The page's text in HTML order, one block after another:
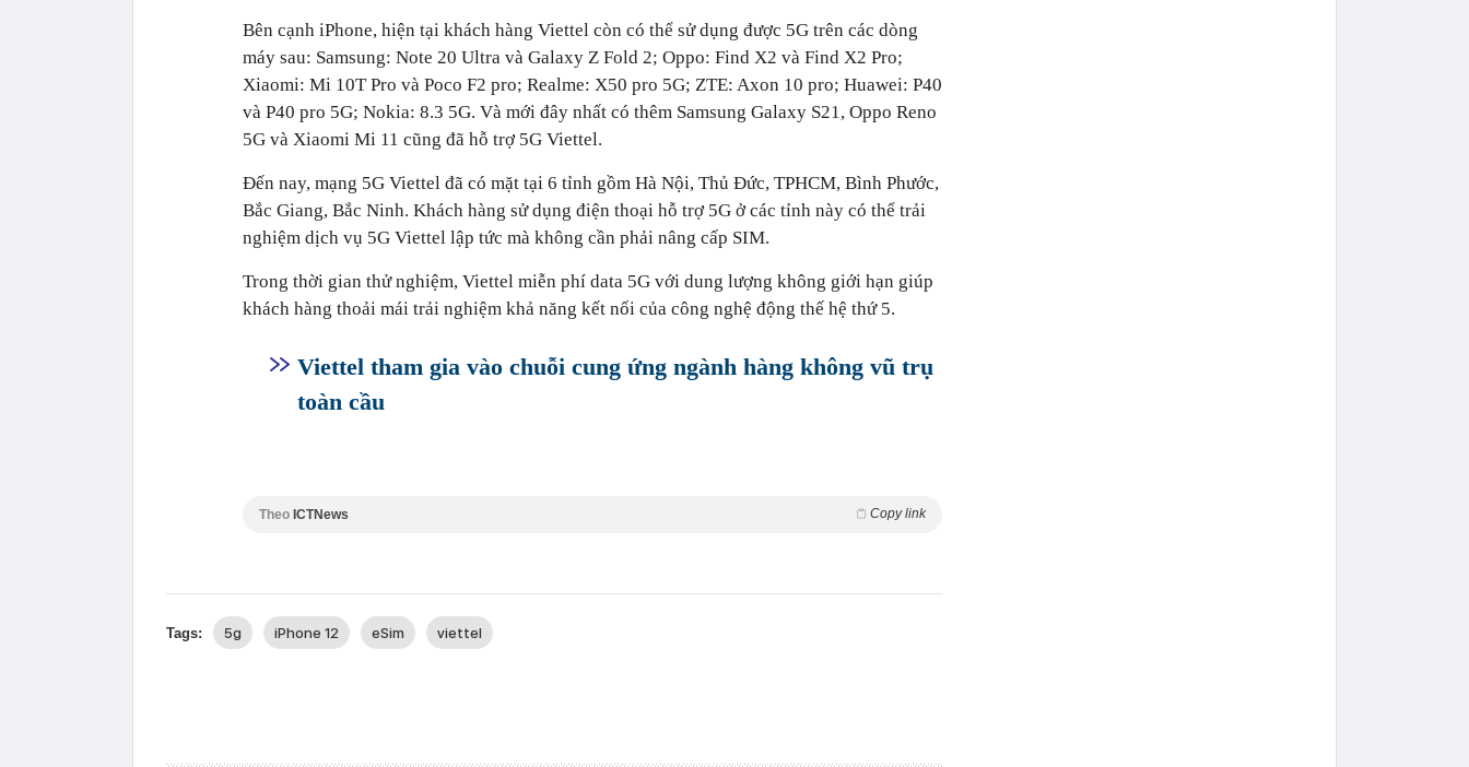
Bên cạnh iPhone, hiện tại khách hàng Viettel còn có thể sử dụng được 5G trên các dòng
máy sau: Samsung: Note 20 Ultra và Galaxy Z Fold 2; Oppo: Find X2 và Find X2 Pro;
Xiaomi: Mi 10T Pro và Poco F2 pro; Realme: X50 pro 5G; ZTE: Axon 10 pro; Huawei: P40
và P40 pro 5G; Nokia: 8.3 5G. Và mới đây nhất có thêm Samsung Galaxy S21, Oppo Reno
5G và Xiaomi Mi 11 cũng đã hỗ trợ 5G Viettel.
Đến nay, mạng 5G Viettel đã có mặt tại 6 tỉnh gồm Hà Nội, Thủ Đức, TPHCM, Bình Phước,
Bắc Giang, Bắc Ninh. Khách hàng sử dụng điện thoại hỗ trợ 5G ở các tỉnh này có thể trải
nghiệm dịch vụ 5G Viettel lập tức mà không cần phải nâng cấp SIM.
Trong thời gian thử nghiệm, Viettel miễn phí data 5G với dung lượng không giới hạn giúp
khách hàng thoải mái trải nghiệm khả năng kết nối của công nghệ động thế hệ thứ 5.
Viettel tham gia vào chuỗi cung ứng ngành hàng không vũ trụ
toàn cầu
Theo ICTNews Copy link
Tags: 5g iPhone 12 eSim viettel